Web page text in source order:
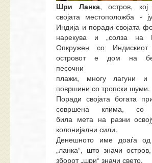
Шри Ланка, остров,
својата местоположба -
Индија и поради својата
нарекува и „солза на
Опкружен со
островот е дом на
песочни
плажи, многулагуни и
површини сотропски шуми.
Поради својата богата
совршена клима, со
била мета на разни
колонијални сили.
Денешното име доаѓа од
„ланка“, што значи
зборот „шри“ значи свето.